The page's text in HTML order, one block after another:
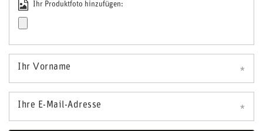
Ihr Produktfoto hinzufügen:
Ihr Vorname
Ihre E-Mail-Adresse